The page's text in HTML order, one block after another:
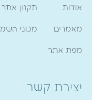
אודות
מאמרים
מפת אתר
תקנון אתר
מכוני
יצירת קשר